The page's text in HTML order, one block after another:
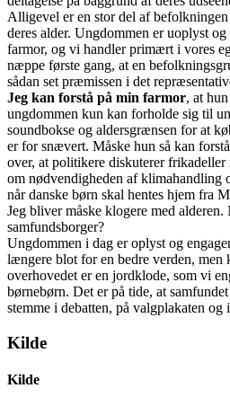
Alligevel er en stor del af
deres alder. Ungdommen er uoplyst
farmor, og vi handler primært i vores
næppe første gang, at en
sådan set præmissen i det
Jeg kan forstå på min farmor, at
ungdommen kun kan forholde sig til
soundbokse og aldersgrænsen for at
er for snævert. Måske hun så kan
over, at politikere diskuterer
om nødvendigheden af klimahandling
når danske børn skal hentes hjem fra
Jeg bliver måske klogere med
samfundsborger?
Ungdommen i dag er oplyst og
længere blot for en bedre verden,
overhovedet er en jordklode, som vi
børnebørn. Det er på tide, at
stemme i debatten, på valgplakaten og
Kilde
Kilde